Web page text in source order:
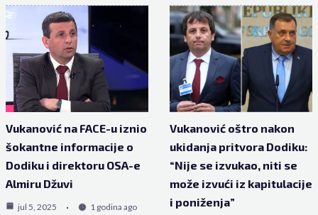
Vukanović na FACE-u iznio
šokantne informacije o
Dodiku i direktoru OSA-e
Almiru Džuvi
jul 5, 2025 1 godina ago
Vukanović oštro nakon
ukidanja pritvora Dodiku:
“Nije se izvukao, niti se
može izvući iz kapitulacije
i poniženja”